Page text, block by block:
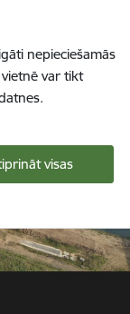
nepieciešamās
var tikt
visas